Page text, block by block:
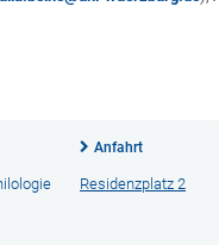
Anfahrt
Residenzplatz 2